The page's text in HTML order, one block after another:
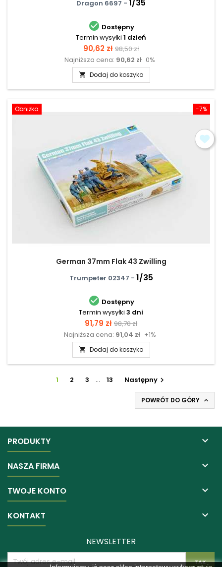
Dragon 6697 - 1/35
 Dostępny
Termin wysyłki 1 dzień
Cena
90,62 zł Cena
podstawowa
98,50 zł
Najniższa cena: 90,62 zł 0%
 Dodaj do koszyka
-7%
Obniżka
German 37mm Flak 43 Zwilling
Trumpeter 02347 - 1/35
 Dostępny
Termin wysyłki 3 dni
Cena
91,79 zł Cena
podstawowa
98,70 zł
Najniższa cena: 91,04 zł +1%
 Dodaj do koszyka
1 2 3 … 13 Następny
POWRÓT DO GÓRY 
PRODUKTY 
NASZA FIRMA 
TWOJE KONTO 
KONTAKT 
NEWSLETTER